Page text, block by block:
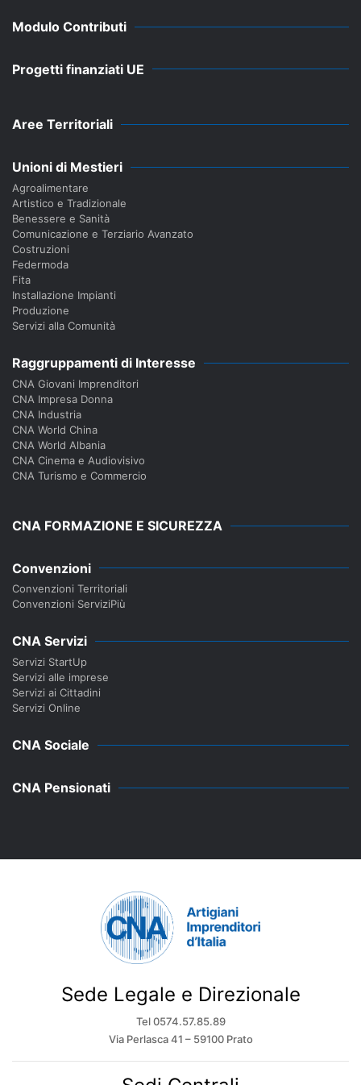
Modulo Contributi
Progetti finanziati UE
Aree Territoriali
Unioni di Mestieri
Agroalimentare
Artistico e Tradizionale
Benessere e Sanità
Comunicazione e Terziario Avanzato
Costruzioni
Federmoda
Fita
Installazione Impianti
Produzione
Servizi alla Comunità
Raggruppamenti di Interesse
CNA Giovani Imprenditori
CNA Impresa Donna
CNA Industria
CNA World China
CNA World Albania
CNA Cinema e Audiovisivo
CNA Turismo e Commercio
CNA FORMAZIONE E SICUREZZA
Convenzioni
Convenzioni Territoriali
Convenzioni ServiziPiù
CNA Servizi
Servizi StartUp
Servizi alle imprese
Servizi ai Cittadini
Servizi Online
CNA Sociale
CNA Pensionati
Sede Legale e Direzionale
Tel 0574.57.85.89
Via Perlasca 41 – 59100 Prato